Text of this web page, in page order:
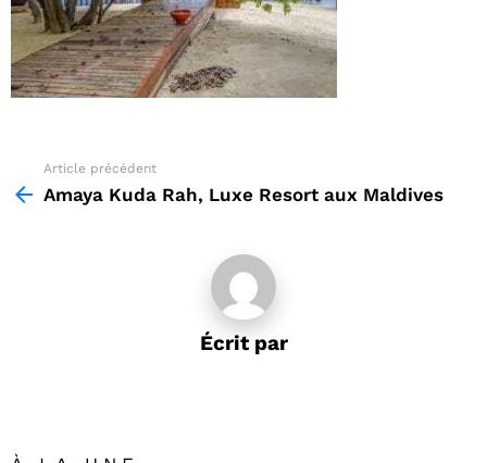
more
Article précédent
Amaya Kuda Rah, Luxe Resort aux Maldives
Écrit par